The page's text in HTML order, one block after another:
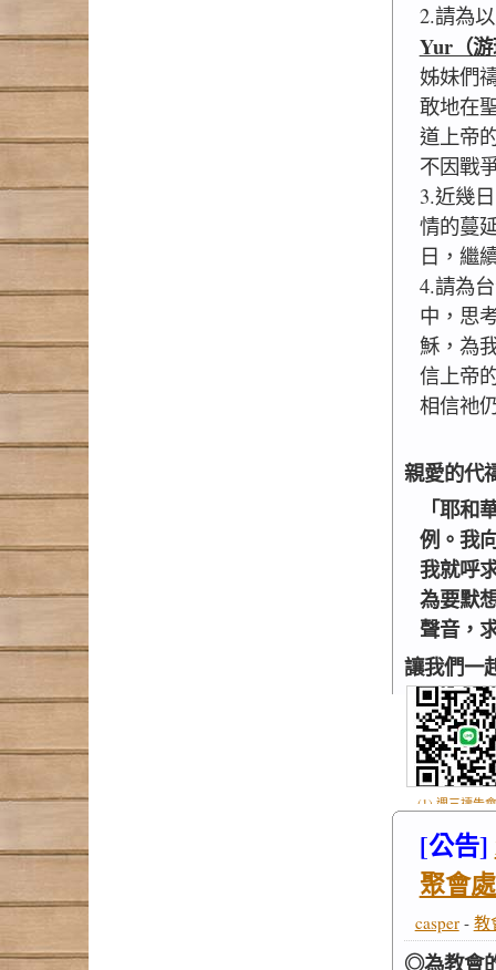
2.請為
Yur（
姊妹們
敢地在
道上帝
不因戰
3.近幾
情的蔓
日，繼
4.請為
中，思
穌，為
信上帝
相信祂
親愛的代
「耶
例。我
我就呼
為要默
聲音，
讓我們一
(1) 週三禱告
.jpg
[公告]
聚會
casper- 教
◎為教會